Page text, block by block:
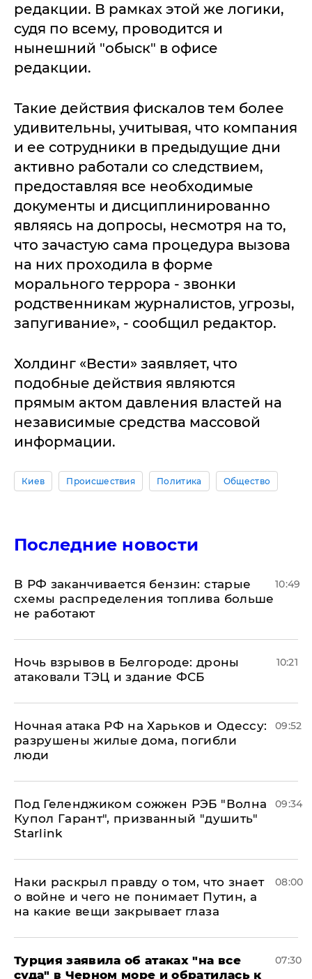
редакции. В рамках этой же логики,
судя по всему, проводится и
нынешний "обыск" в офисе
редакции.
Такие действия фискалов тем более
удивительны, учитывая, что компания
и ее сотрудники в предыдущие дни
активно работали со следствием,
предоставляя все необходимые
документы и дисциплинированно
являясь на допросы, несмотря на то,
что зачастую сама процедура вызова
на них проходила в форме
морального террора - звонки
родственникам журналистов, угрозы,
запугивание», - сообщил редактор.
Холдинг «Вести» заявляет, что
подобные действия являются
прямым актом давления властей на
независимые средства массовой
информации.
Киев Происшествия Политика Общество
Последние новости
​В РФ заканчивается бензин: старые
схемы распределения топлива больше
не работают
10:49
​Ночь взрывов в Белгороде: дроны
атаковали ТЭЦ и здание ФСБ
10:21
​Ночная атака РФ на Харьков и Одессу:
разрушены жилые дома, погибли
люди
09:52
Под Геленджиком сожжен РЭБ "Волна
Купол Гарант", призванный "душить"
Starlink
09:34
Наки раскрыл правду о том, что знает
о войне и чего не понимает Путин, а
на какие вещи закрывает глаза
08:00
Турция заявила об атаках "на все
суда" в Черном море и обратилась к
07:30